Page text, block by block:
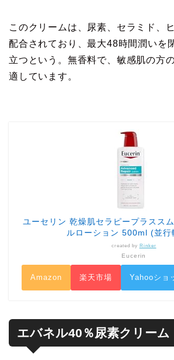
このクリームは、尿素、セラミド、
配合されており、最大48時間潤いを
立つという。無香料で、敏感肌の方
適しています。
ユーセリン 乾燥肌セラピープラスス
ルローション 500ml (並行
created by Rinker
Eucerin
Amazon 楽天市場 Yahooショ
エバネル40％尿素クリーム